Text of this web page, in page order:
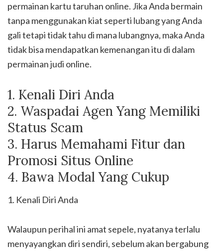
permainan kartu taruhan online. Jika Anda bermain
tanpa menggunakan kiat seperti lubang yang Anda
gali tetapi tidak tahu di mana lubangnya, maka Anda
tidak bisa mendapatkan kemenangan itu di dalam
permainan judi online.
1. Kenali Diri Anda
2. Waspadai Agen Yang Memiliki
Status Scam
3. Harus Memahami Fitur dan
Promosi Situs Online
4. Bawa Modal Yang Cukup
1. Kenali Diri Anda
Walaupun perihal ini amat sepele, nyatanya terlalu
menyayangkan diri sendiri, sebelum akan bergabung